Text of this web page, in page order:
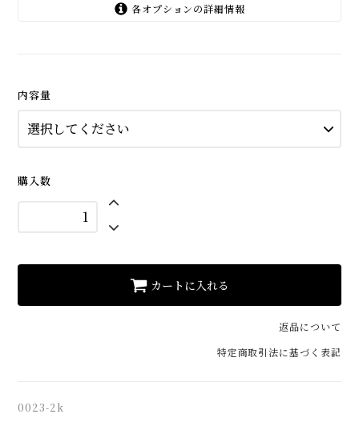
各オプションの詳細情報
内容量
購入数
カートに入れる
返品について
特定商取引法に基づく表記
0023-2k